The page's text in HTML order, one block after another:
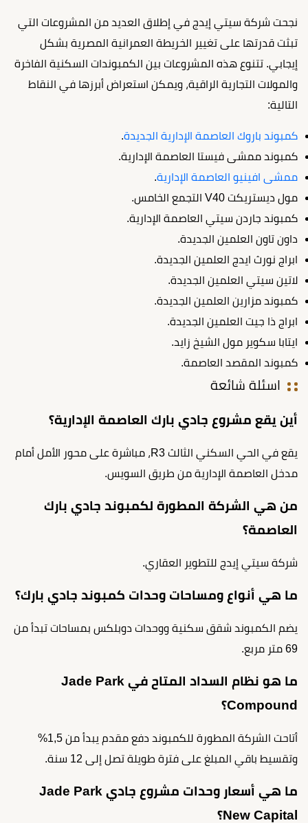
نجحت شركة سيتي إيدج في إطلاق العديد من المشروعات التي
تبثت قدرتها على تغيير الخريطة العمرانية المصرية بشكل
إيجابي. تتنوع هذه المشروعات بين الكمبوندات السكنية الفاخرة
والمولات التجارية الراقية، ويمكن استعراض أبرزها في النقاط
التالية:
كمبوند باروك العاصمة الإدارية الجديدة.
كمبوند ممشى فيستا العاصمة الإدارية.
ممشى افينيو العاصمة الإدارية.
مول ديستريكت V40 التجمع الخامس.
كمبوند جاردن سيتي العاصمة الإدارية.
داون تاون العلمين الجديدة.
ابراج نورث ايدج العلمين الجديدة.
لاتين سيتي العلمين الجديدة.
كمبوند مزارين العلمين الجديدة.
ابراج ذا جيت العلمين الجديدة.
ايتابا سكوير مول الشيخ زايد.
كمبوند المقصد العاصمة.
اسئلة شائعة
أين يقع مشروع جادي بارك العاصمة الإدارية؟
يقع في الحي السكني الثالث R3، مباشرة على محور الأمل أمام
مدخل العاصمة الإدارية من طريق السويس.
من هي الشركة المطورة لكمبوند جادي بارك
العاصمة؟
شركة سيتي إيدج للتطوير العقاري.
ما هي أنواع ومساحات وحدات كمبوند جادي بارك؟
يضم الكمبوند شقق سكنية ووحدات دوبلكس بمساحات تبدأ من
69 متر مربع.
ما هو نظام السداد المتاح في Jade Park
Compound؟
أتاحت الشركة المطورة للكمبوند دفع مقدم يبدأ من 1,5%
وتقسيط باقي المبلغ على فترة طويلة تصل إلى 12 سنة.
ما هي أسعار وحدات مشروع جادي Jade Park
New Capital؟